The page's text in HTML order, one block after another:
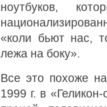
ноутбуков,
«коли бьют нас,
лежа на боку».
Все это похоже
1999 г. в